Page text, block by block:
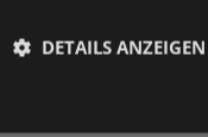
DETAILS ANZEIGEN